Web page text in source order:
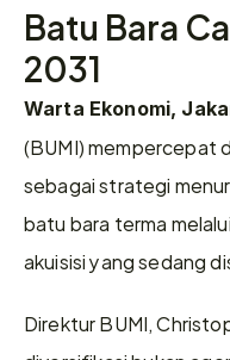
Batu Bara
2031
Warta Ekonomi,
(BUMI) mempercepat
sebagai strategi
batu bara terma
akuisisi yang sedang
Direktur BUMI,